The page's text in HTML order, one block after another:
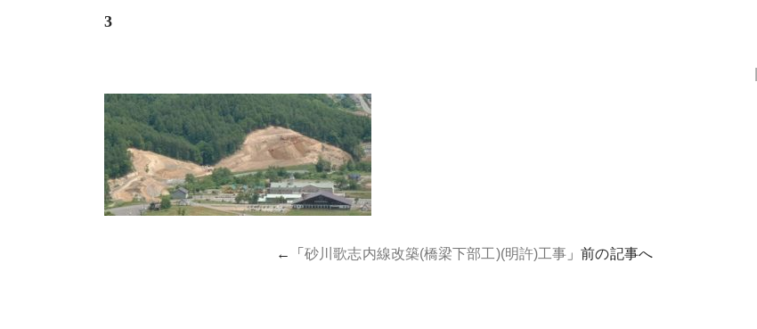
3
←「砂川歌志内線改築(橋梁下部工)(明許)工事 」前の記事へ